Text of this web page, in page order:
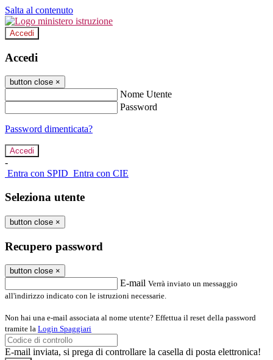
Salta al contenuto
Accedi
Accedi
button close ×
Nome Utente
Password
Password dimenticata?
-
Entra con SPID Entra con CIE
Seleziona utente
button close ×
Recupero password
button close ×
E-mail Verrà inviato un messaggio
all'indirizzo indicato con le istruzioni necessarie.
Non hai una e-mail associata al nome utente? Effettua il reset della password
tramite la Login Spaggiari
E-mail inviata, si prega di controllare la casella di posta elettronica!